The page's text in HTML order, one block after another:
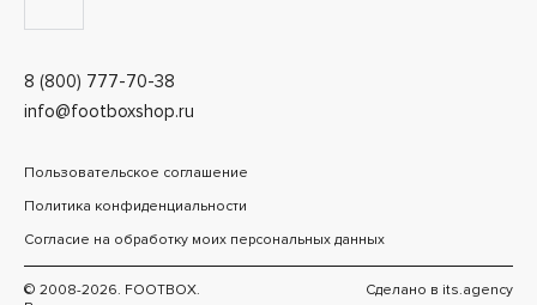
8 (800) 777-70-38
info@footboxshop.ru
Пользовательское соглашение
Политика конфиденциальности
Согласие на обработку моих персональных данных
© 2008-2026. FOOTBOX.
Сделано в its.agency